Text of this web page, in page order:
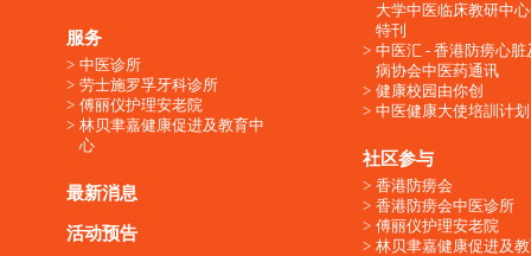
服务
中医诊所
劳士施罗孚牙科诊所
傅丽仪护理安老院
林贝聿嘉健康促进及教育中
心
最新消息
活动预告
大学中医临床教研中
特刊
中医汇 - 香港防痨心脏
病协会中医药通讯
健康校园由你创
中医健康大使培訓计划
社区参与
香港防痨会
香港防痨会中医诊所
傅丽仪护理安老院
林贝聿嘉健康促进及